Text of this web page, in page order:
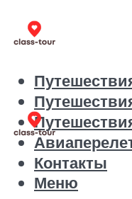
Контакты
Меню